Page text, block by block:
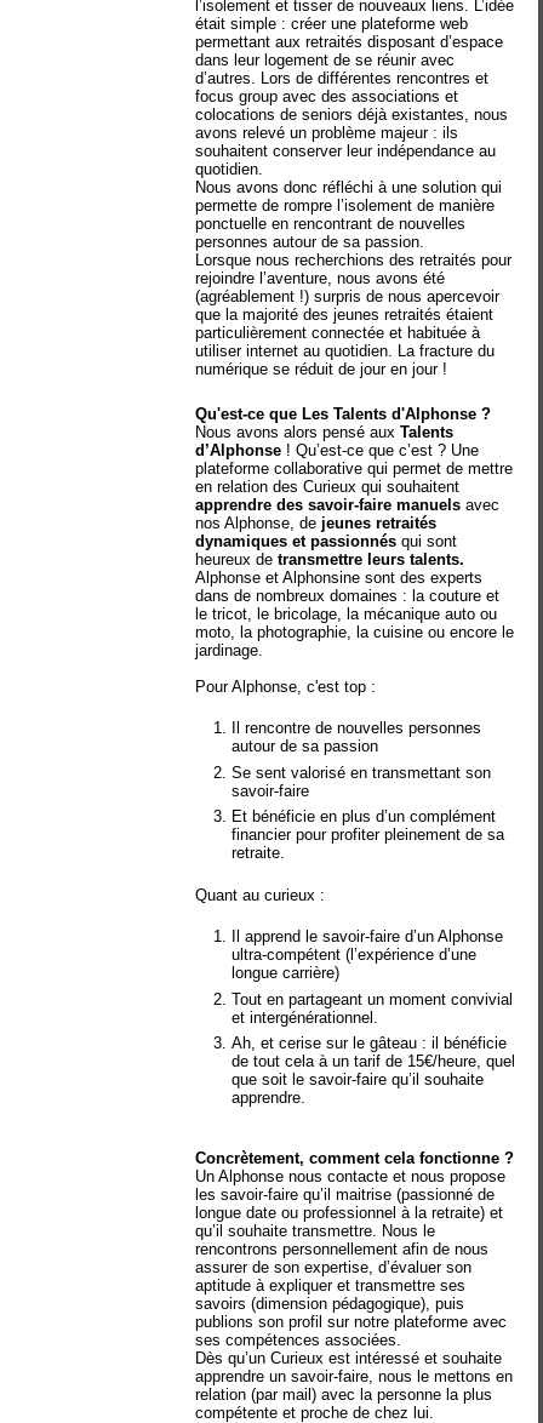
l’isolement et tisser de nouveaux liens. L’idée
était simple : créer une plateforme web
permettant aux retraités disposant d’espace
dans leur logement de se réunir avec
d’autres. Lors de différentes rencontres et
focus group avec des associations et
colocations de seniors déjà existantes, nous
avons relevé un problème majeur : ils
souhaitent conserver leur indépendance au
quotidien.
Nous avons donc réfléchi à une solution qui
permette de rompre l’isolement de manière
ponctuelle en rencontrant de nouvelles
personnes autour de sa passion.
Lorsque nous recherchions des retraités pour
rejoindre l’aventure, nous avons été
(agréablement !) surpris de nous apercevoir
que la majorité des jeunes retraités étaient
particulièrement connectée et habituée à
utiliser internet au quotidien. La fracture du
numérique se réduit de jour en jour !
Qu'est-ce que Les Talents d'Alphonse ?
Nous avons alors pensé auxTalents
d’Alphonse ! Qu’est-ce que c’est ? Une
plateforme collaborative qui permet de mettre
en relation des Curieux qui souhaitent
apprendre des savoir-faire manuels avec
nos Alphonse, de jeunes retraités
dynamiques et passionnés qui sont
heureux de transmettre leurs talents.
Alphonse et Alphonsine sont des experts
dans de nombreux domaines : la couture et
le tricot, le bricolage, la mécanique auto ou
moto, la photographie, la cuisine ou encore le
jardinage.
Pour Alphonse, c'est top :
Il rencontre de nouvelles personnes
autour de sa passion
Se sent valorisé en transmettant son
savoir-faire
Et bénéficie en plus d’un complément
financier pour profiter pleinement de sa
retraite.
Quant au curieux :
Il apprend le savoir-faire d’un Alphonse
ultra-compétent (l’expérience d’une
longue carrière)
Tout en partageant un moment convivial
et intergénérationnel.
Ah, et cerise sur le gâteau : il bénéficie
de tout cela à un tarif de 15€/heure, quel
que soit le savoir-faire qu’il souhaite
apprendre.
Concrètement, comment cela fonctionne ?
Un Alphonse nous contacte et nous propose
les savoir-faire qu’il maitrise (passionné de
longue date ou professionnel à la retraite) et
qu’il souhaite transmettre. Nous le
rencontrons personnellement afin de nous
assurer de son expertise, d’évaluer son
aptitude à expliquer et transmettre ses
savoirs (dimension pédagogique), puis
publions son profil sur notre plateforme avec
ses compétences associées.
Dès qu’un Curieux est intéressé et souhaite
apprendre un savoir-faire, nous le mettons en
relation (par mail) avec la personne la plus
compétente et proche de chez lui.